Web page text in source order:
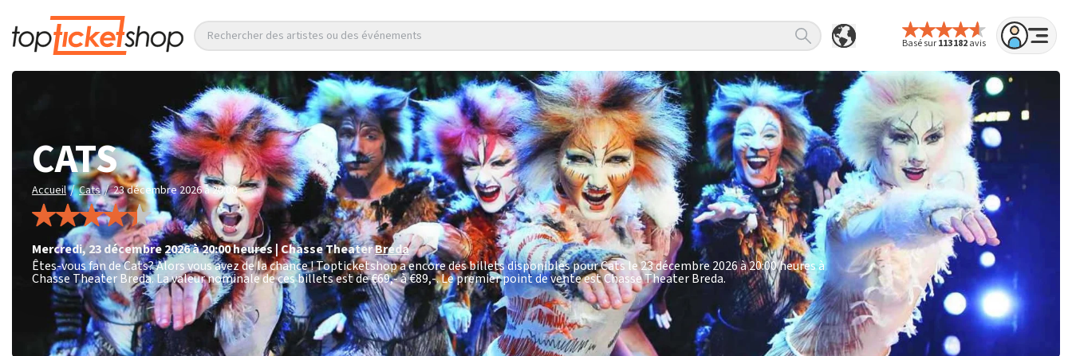
Basé sur113 182avis
Rechercher des artistes ou des événements
CATS
Accueil / Cats / 23 décembre 2026 à 20:00
mercredi,23 décembre 2026 à 20:00heures|Chasse TheaterBreda
Êtes-vous fan de Cats? Alors vous avez de la chance ! Topticketshop a encore des billets disponibles pour Cats le 23 décembre 2026 à 20:00 heures à
Chasse Theater Breda. La valeur nominale de ces billets est de€69,- à €89,-. Le premier point de vente est Chasse Theater Breda.